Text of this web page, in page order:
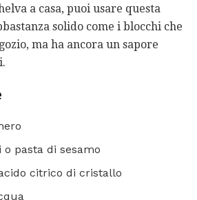
a casa, puoi usare questa
solido come i blocchi che
ma ha ancora un sapore
o pasta di sesamo
citrico di cristallo